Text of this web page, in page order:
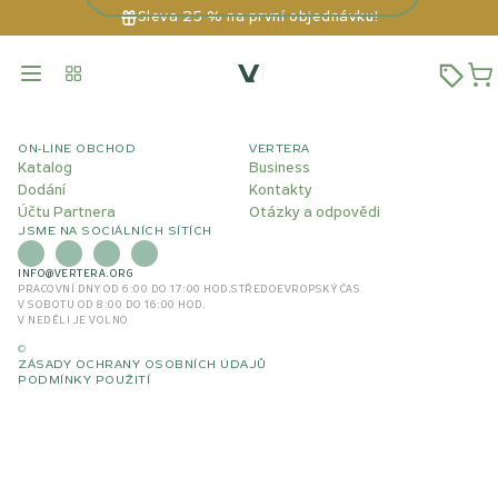
Sleva 25 % na první objednávku!
ON-LINE OBCHOD
Katalog
Dodání
Účtu Partnera
VERTERA
Business
Kontakty
Otázky a odpovědi
JSME NA SOCIÁLNÍCH SÍTÍCH
INFO@VERTERA.ORG
PRACOVNÍ DNY OD 6:00 DO 17:00 HOD.STŘEDOEVROPSKÝ ČAS
V SOBOTU OD 8:00 DO 16:00 HOD.
V NEDĚLI JE VOLNO
©
ZÁSADY OCHRANY OSOBNÍCH ÚDAJŮ
PODMÍNKY POUŽITÍ